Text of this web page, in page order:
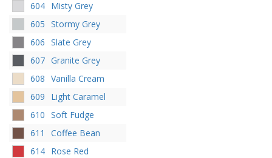
604 Misty Grey
605 Stormy Grey
606 Slate Grey
607 Granite Grey
608 Vanilla Cream
609
Light Caramel
610 Soft Fudge
611
Coffee Bean
614 Rose Red